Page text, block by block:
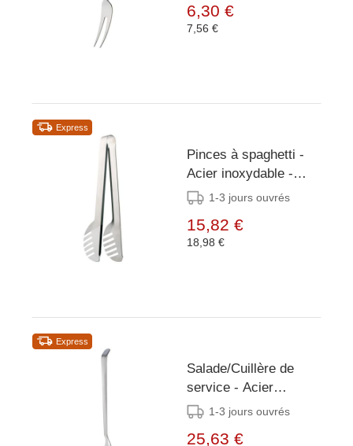
6,30 €
7,56 €
Express
Pinces à spaghetti -
Acier inoxydable -
23,5 cm1-3 jours ouvrés
15,82 €
18,98 €
Express
Salade/Cuillère de
service - Acier
inoxydable - 23,5 cm
1-3 jours ouvrés
25,63 €